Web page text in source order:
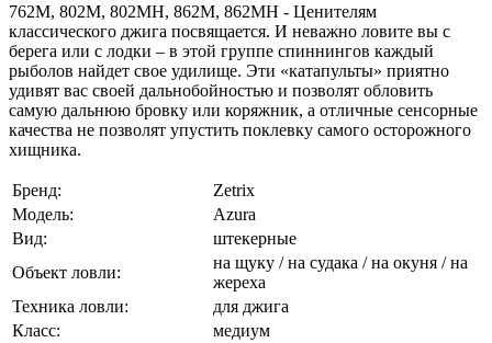
762M, 802M, 802MH, 862M, 862MH - Ценителям
классического джига посвящается. И неважно ловите вы с
берега или с лодки – в этой группе спиннингов каждый
рыболов найдет свое удилище. Эти «катапульты» приятно
удивят вас своей дальнобойностью и позволят обловить
самую дальнюю бровку или коряжник, а отличные сенсорные
качества не позволят упустить поклевку самого осторожного
хищника.
Бренд:
Zetrix
Модель:
Azura
Вид:
штекерные
Объект ловли:
на щуку / на судака / на окуня / на
жереха
Техника ловли:
для джига
Класс:
медиум